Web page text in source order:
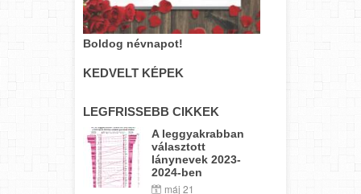
Boldog névnapot!
KEDVELT KÉPEK
LEGFRISSEBB CIKKEK
A leggyakrabban
választott
lánynevek 2023-
2024-ben
máj 21